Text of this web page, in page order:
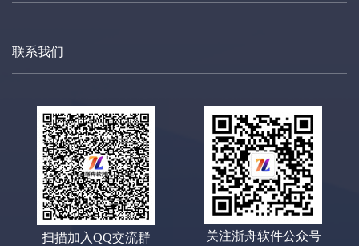
联系我们
扫描加入QQ交流群 关注浙舟软件公众号